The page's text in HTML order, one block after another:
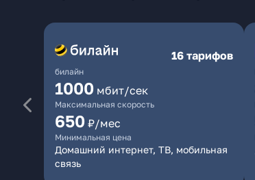
билайн
16 тарифов
1000 мбит/сек
Максимальная скорость
650 ₽/мес
Минимальная цена
Домашний интернет, ТВ, мобильная
связь